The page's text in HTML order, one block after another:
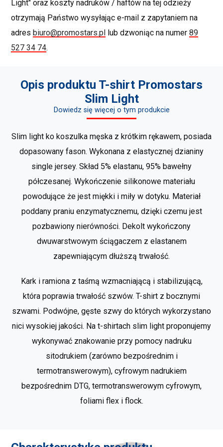
Light" oraz koszty nadruków / haftów na tej odzieży
otrzymają Państwo wysyłając e-mail z zapytaniem na
adresbiuro@promostars.pl lub dzwoniąc na numer89
527 34 74.
Opis produktu T-shirt Promostars
Slim Light
Dowiedz się więcej o tym produkcie
Slim light ko koszulka męska z krótkim rękawem, posiada
dopasowany fason. Wykonana z elastycznej dzianiny
single jersey. Skład 5% elastanu, 95% bawełny
półczesanej. Wykończenie silikonowe materiału
powodujące że jest miękki i miły w dotyku. Materiał
poddany praniu enzymatycznemu, dzięki czemu jest
pozbawiony nierówności. Dekolt wykończony
dwuwarstwowym ściągaczem z elastanem
zapewniającym dłuższą trwałość.
Kark i ramiona z taśmą wzmacniającą i stabilizującą,
która poprawia trwałość szwów. T-shirt z bocznymi
szwami. Podwójne, gęste szwy do których wykorzystano
nici wysokiej jakości. Na t-shirtach slim light proponujemy
wykonywać znakowanie przy pomocy nadruku
sitodrukiem (zarówno bezpośrednim i
termotranswerowym), cyfrowym nadrukiem
bezpośrednim DTG, termotranswerowym cyfrowym,
foliami flex i flock.